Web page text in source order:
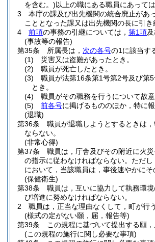
を含む。)以上の職にある職員にあって
3
本庁の課及び出先機関の統合廃止があ
こととなった課又は出先機関の長に引き
4
前項の事務の引継については， 第1項
(事故等の報告)
第35条
所属長は， 次の各号の1に該当す
(1)
災害又は盗難があったとき。
(2)
職員が死亡したとき。
(3)
職員が法第16条第1号第2号及び第
とき。
(4)
職員がその職務を行うについて故
(5)
前各号に掲げるもののほか，特に
(退職)
第36条
職員が退職しようとするときは
ならない。
(非常心得)
第37条
職員は，庁舎及びその附近に火
の指示に従わなければならない。 ただし
において，当該職員は，事後速やかにそ
(保健衛生)
第38条
職員は，互いに協力して執務環
び増進に努めなければならない。
2
職員は，正当な理由なくして，町が行
(様式の定がない願，届，報告等)
第39条
この規程に基づいて提出する願
(この規程の施行に関し必要な事項)